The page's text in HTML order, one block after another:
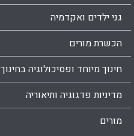
גני ילדים ואקדמיה
הכשרת מורים
חינוך מיוחד ופסיכולוגיה בחינוך
מדיניות פדגוגיה ותיאוריה
מורים